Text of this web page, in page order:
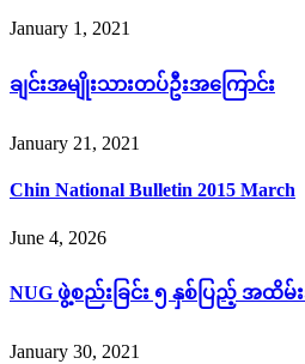
January 1, 2021
ချင်းအမျိုးသားတပ်ဦးအကြောင်း
January 21, 2021
Chin National Bulletin 2015 March
June 4, 2026
NUG ဖွဲ့စည်းခြင်း ၅ နှစ်ပြည့် အ
January 30, 2021